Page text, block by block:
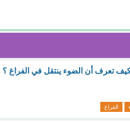
تعرف أن الضوء ينتقل في الفراغ ؟
الفراغ